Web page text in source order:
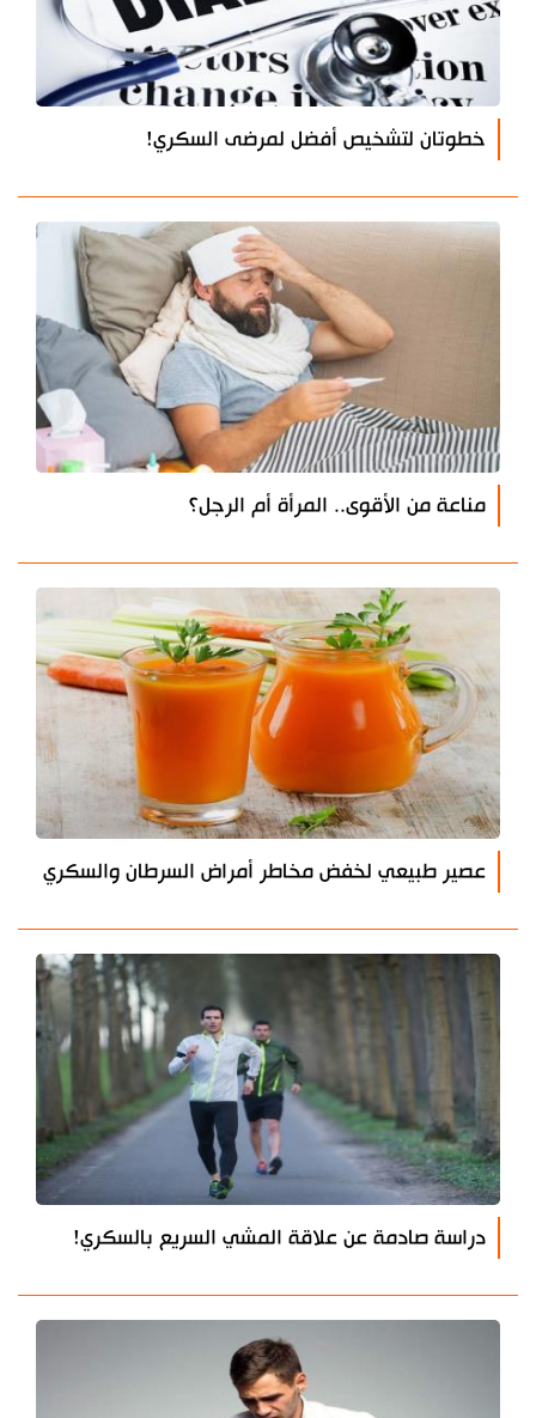
خطوتان لتشخيص أفضل لمرضى السكري!
مناعة من الأقوى.. المرأة أم الرجل؟
عصير طبيعي لخفض مخاطر أمراض السرطان والسكري
دراسة صادمة عن علاقة المشي السريع بالسكري!